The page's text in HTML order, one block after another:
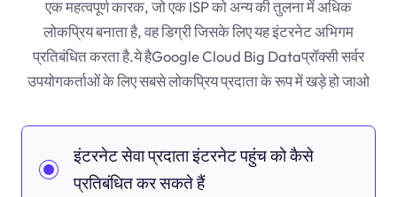
एक महत्वपूर्ण कारक, जो एक ISP को अन्य की तुलना में अधिक
लोकप्रिय बनाता है, वह डिग्री जिसके लिए यह इंटरनेट अभिगम
प्रतिबंधित करता है.ये हैGoogle Cloud Big Dataप्रॉक्सी सर्वर
उपयोगकर्ताओं के लिए सबसे लोकप्रिय प्रदाता के रूप में खड़े हो जाओ
इंटरनेट सेवा प्रदाता इंटरनेट पहुंच को कैसे
प्रतिबंधित कर सकते हैं